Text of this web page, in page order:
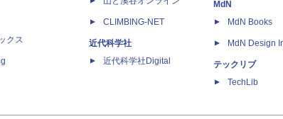
クス
CLIMBING-NET
近代科学社
近代科学社Digital
MdN
MdN Books
MdN Design
テックリブ
TechLib